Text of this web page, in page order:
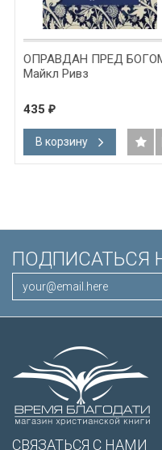
ОПРАВДАН ПРЕД
Майкл Ривз
435 ₽
В корзину
ПОДПИСАТЬСЯ
СВЯЗАТЬСЯ С НАМИ